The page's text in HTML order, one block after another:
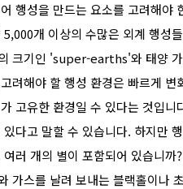
행성을 만드는 요소를 고려해
개 이상의 수많은 외계 행성
크기인 'super-earths'와 태양
려해야 할 행성 환경은 빠르게
고유한 환경일 수 있다는 것입
다고 말할 수 있습니다. 하지만
러 개의 별이 포함되어 있습니
가스를 날려 보내는 블랙홀이나